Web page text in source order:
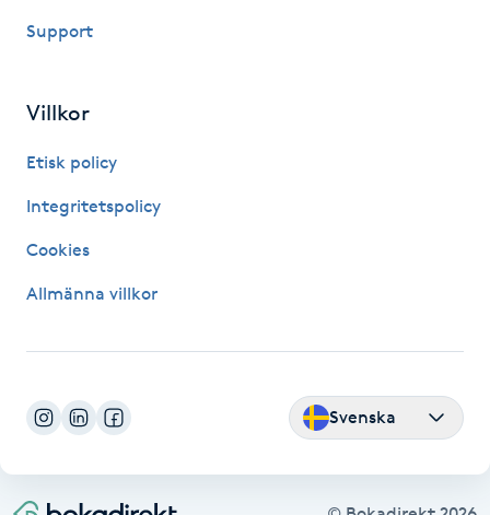
Föning
Gelenaglar
Gellack
Gravidyoga
Gruppträning
Support
Villkor
Etisk policy
Integritetspolicy
Cookies
Allmänna villkor
Svenska